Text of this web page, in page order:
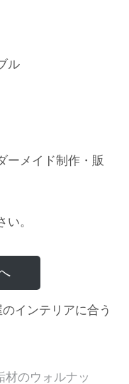
ル
ーメイド制作・販
。
インテリアに合う